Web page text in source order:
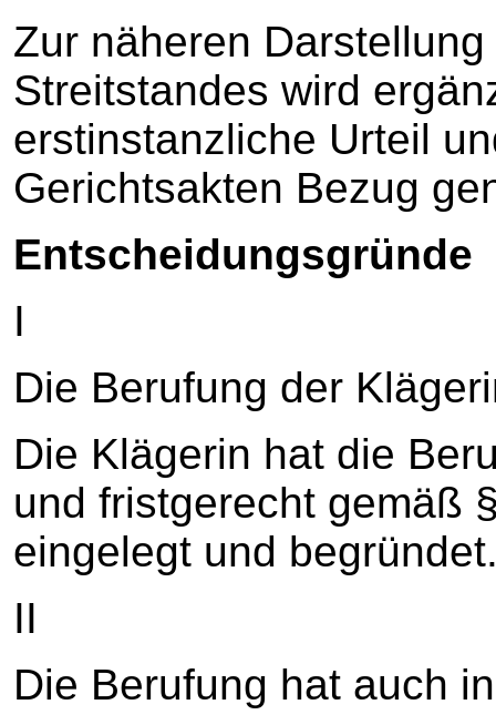
Zur näheren
Streitstandes wird
erstinstanzliche Urteil
Gerichtsakten Bezug
Entscheidungsgründe
I
Die Berufung der
Die Klägerin hat die
und fristgerecht gemäß
eingelegt und
II
Die Berufung hat auch